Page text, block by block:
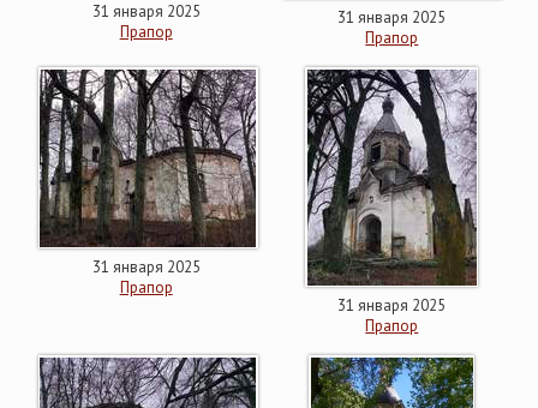
31 января 2025
Прапор
31 января 2025
Прапор
31 января 2025
Прапор
31 января 2025
Прапор